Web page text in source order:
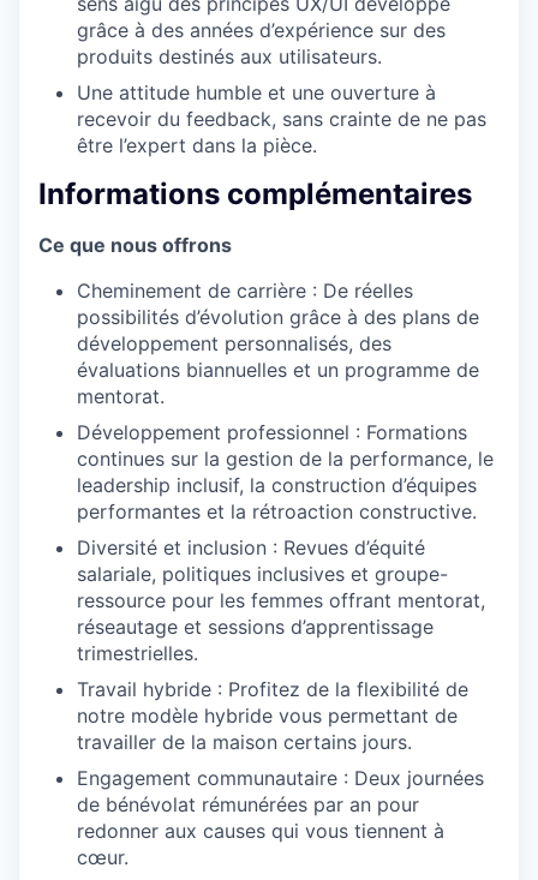
grâce à des années d’expérience sur des
produits destinés aux utilisateurs.
Une attitude humble et une ouverture à
recevoir du feedback, sans crainte de ne pas
être l’expert dans la pièce.
Informations complémentaires
Ce que nous offrons
Cheminement de carrière : De réelles
possibilités d’évolution grâce à des plans de
développement personnalisés, des
évaluations biannuelles et un programme de
mentorat.
Développement professionnel : Formations
continues sur la gestion de la performance, le
leadership inclusif, la construction d’équipes
performantes et la rétroaction constructive.
Diversité et inclusion : Revues d’équité
salariale, politiques inclusives et groupe-
ressource pour les femmes offrant mentorat,
réseautage et sessions d’apprentissage
trimestrielles.
Travail hybride : Profitez de la flexibilité de
notre modèle hybride vous permettant de
travailler de la maison certains jours.
Engagement communautaire : Deux journées
de bénévolat rémunérées par an pour
redonner aux causes qui vous tiennent à
cœur.